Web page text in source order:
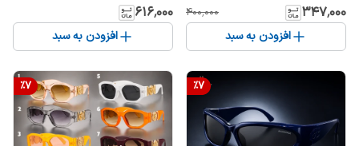
ساچمه‌ای مینیمال ضد حساسیت
۳۴۷٬۰۰۰ ۴۰۰٬۰۰۰
افزودن به سبد
جشن، کنسرت و عکاسی
۶۱۶٬۰۰۰
افزودن به سبد
%7
%7